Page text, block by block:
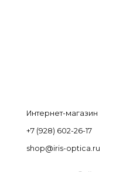
Интернет-магазин
+7 (928) 602-26-17
shop@iris-optica.ru